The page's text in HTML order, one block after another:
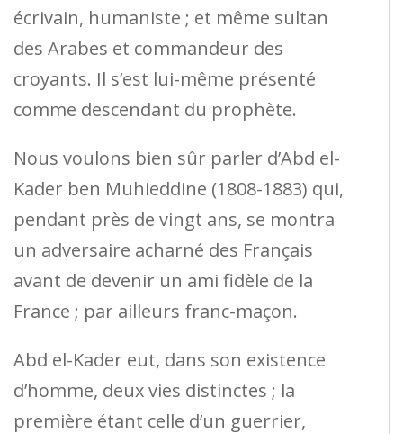
écrivain, humaniste ; et même sultan
des Arabes et commandeur des
croyants. Il s’est lui-même présenté
comme descendant du prophète.
Nous voulons bien sûr parler d’Abd el-
Kader ben Muhieddine (1808-1883) qui,
pendant près de vingt ans, se montra
un adversaire acharné des Français
avant de devenir un ami fidèle de la
France ; par ailleurs franc-maçon.
Abd el-Kader eut, dans son existence
d’hom­me, deux vies distinctes ; la
première étant celle d’un guerrier,